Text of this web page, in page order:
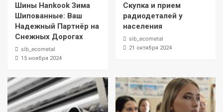
Шины Hankook Зима
Шипованные: Ваш
Надежный Партнёр на
Снежных Дорогах
sib_ecometal
15 ноября 2024
Скупка и прием
радиодеталей у
населения
sib_ecometal
21 октября 2024